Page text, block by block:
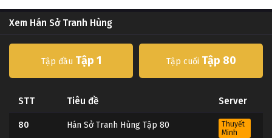
Xem Hán Sở Tranh Hùng
Tập đầu Tập 1 Tập cuối Tập 80
STT Tiêu đề Server
80 Hán Sở Tranh Hùng Tập 80
Thuyết
Minh